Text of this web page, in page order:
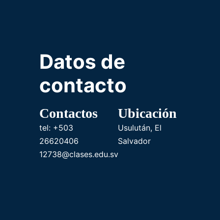
Datos de
contacto
Contactos
tel: +503
26620406
12738@clases.edu.sv
Ubicación
Usulután, El
Salvador